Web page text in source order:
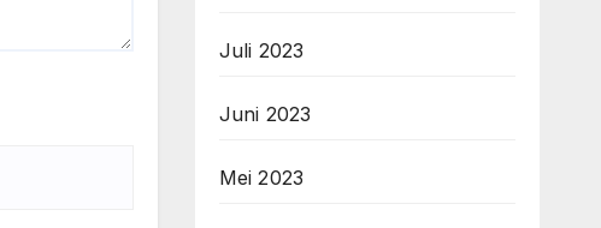
Juli 2023
Juni 2023
Mei 2023